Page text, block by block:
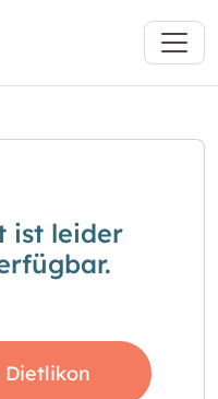
ist leider